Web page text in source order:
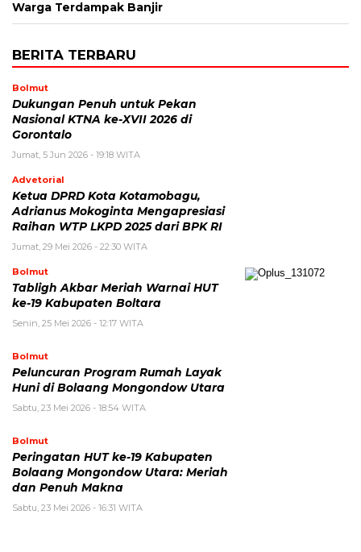
Warga Terdampak Banjir
BERITA TERBARU
Bolmut
Dukungan Penuh untuk Pekan
Nasional KTNA ke-XVII 2026 di
Gorontalo
Jumat, 5 Jun 2026 - 19:18 WITA
Advetorial
Ketua DPRD Kota Kotamobagu,
Adrianus Mokoginta Mengapresiasi
Raihan WTP LKPD 2025 dari BPK RI
Jumat, 29 Mei 2026 - 22:30 WITA
Bolmut
Tabligh Akbar Meriah Warnai HUT
ke-19 Kabupaten Boltara
Senin, 25 Mei 2026 - 12:17 WITA
Bolmut
Peluncuran Program Rumah Layak
Huni di Bolaang Mongondow Utara
Sabtu, 23 Mei 2026 - 18:54 WITA
Bolmut
Peringatan HUT ke-19 Kabupaten
Bolaang Mongondow Utara: Meriah
dan Penuh Makna
Sabtu, 23 Mei 2026 - 16:31 WITA